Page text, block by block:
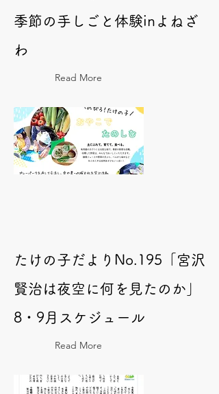
季節の手しごと体験inよねざ
わ
Read More
たけの子だよりNo.195「宮沢
賢治は夜空に何を見たのか」
8・9月スケジュール
Read More